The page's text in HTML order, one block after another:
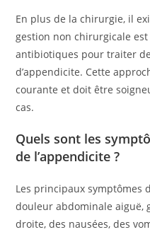
En plus de la chirurgie, il
gestion non chirurgicale
antibiotiques pour traiter
d’appendicite. Cette
courante et doit être
cas.
Quels sont les
de l’appendicite ?
Les principaux symptômes
douleur abdominale aiguë,
droite, des nausées, des